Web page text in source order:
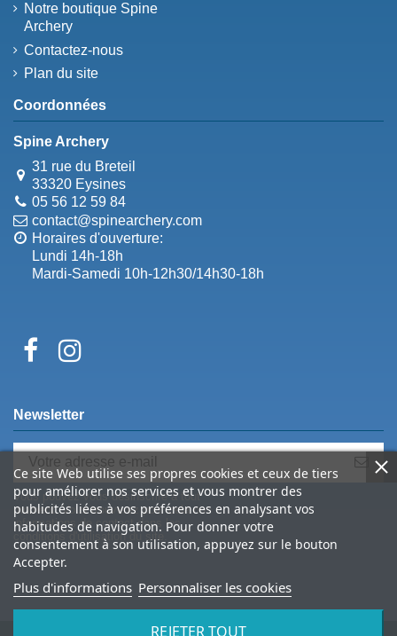
Notre boutique Spine
Archery
Contactez-nous
Plan du site
Coordonnées
Spine Archery
31 rue du Breteil
33320 Eysines
05 56 12 59 84
contact@spinearchery.com
Horaires d'ouverture:
Lundi 14h-18h
Mardi-Samedi 10h-12h30/14h30-18h
Ce site Web utilise ses propres cookies et ceux de tiers
pour améliorer nos services et vous montrer des
publicités liées à vos préférences en analysant vos
habitudes de navigation. Pour donner votre
consentement à son utilisation, appuyez sur le bouton
Accepter.
Plus d'informations Personnaliser les cookies
REJETER TOUT
Newsletter
Vous pouvez vous désinscrire à tout
moment. Vous trouverez pour cela nos
informations de contact dans les
conditions d'utilisation du site.